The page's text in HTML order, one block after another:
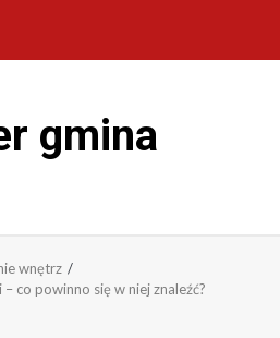
gmina
wnętrz
co powinno się w niej znaleźć?